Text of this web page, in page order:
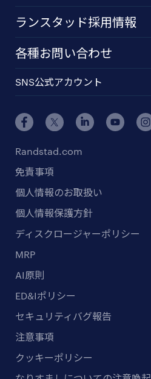
ランスタッド採用情報
各種お問い合わせ
SNS公式アカウント
Randstad.com
免責事項
個人情報のお取扱い
個人情報保護方針
ディスクロージャーポリシー
MRP
AI原則
ED&Iポリシー
セキュリティバグ報告
注意事項
クッキーポリシー